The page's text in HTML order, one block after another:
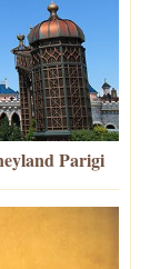
Parigi